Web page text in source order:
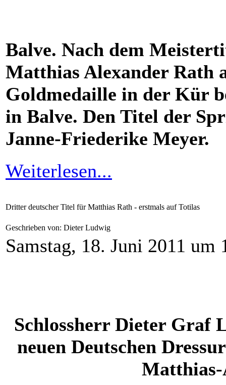
Balve. Nach dem
Matthias Alexander Rath
Goldmedaille in der Kür
in Balve. Den Titel der
Janne-Friederike Meyer.
Weiterlesen...
Dritter deutscher Titel für Matthias Rath - erstmals auf Totilas
Geschrieben von: Dieter Ludwig
Samstag, 18. Juni 2011 um
Schlossherr Dieter Graf
neuen Deutschen